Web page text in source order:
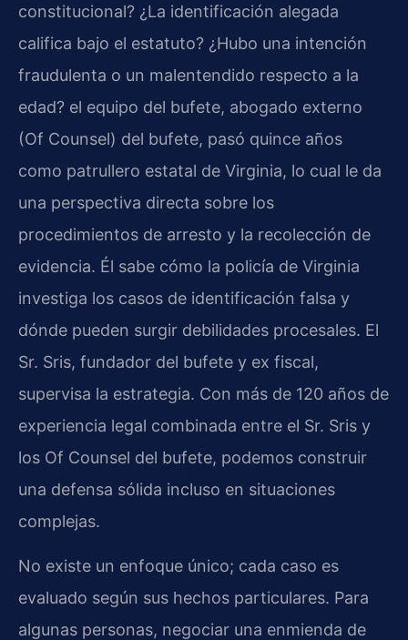
constitucional? ¿La identificación alegada
califica bajo el estatuto? ¿Hubo una intención
fraudulenta o un malentendido respecto a la
edad? el equipo del bufete, abogado externo
(Of Counsel) del bufete, pasó quince años
como patrullero estatal de Virginia, lo cual le da
una perspectiva directa sobre los
procedimientos de arresto y la recolección de
evidencia. Él sabe cómo la policía de Virginia
investiga los casos de identificación falsa y
dónde pueden surgir debilidades procesales. El
Sr. Sris, fundador del bufete y ex fiscal,
supervisa la estrategia. Con más de 120 años de
experiencia legal combinada entre el Sr. Sris y
los Of Counsel del bufete, podemos construir
una defensa sólida incluso en situaciones
complejas.
No existe un enfoque único; cada caso es
evaluado según sus hechos particulares. Para
algunas personas, negociar una enmienda de